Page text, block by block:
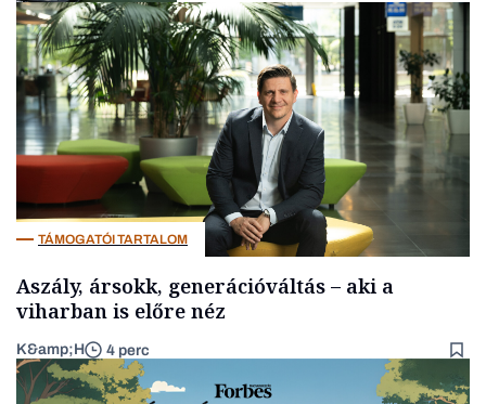
Üzlet
TÁMOGATÓI TARTALOM
Aszály, ársokk, generációváltás – aki a
viharban is előre néz
K&amp;H 4 perc